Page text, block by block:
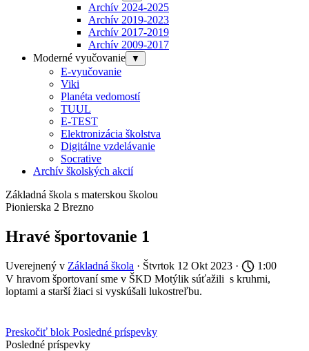
Archív 2024-2025
Archív 2019-2023
Archív 2017-2019
Archív 2009-2017
Moderné vyučovanie
▼
E-vyučovanie
Viki
Planéta vedomostí
TUUL
E-TEST
Elektronizácia školstva
Digitálne vzdelávanie
Socrative
Archív školských akcií
Základná škola s materskou školou
Pionierska 2 Brezno
Hravé športovanie 1
Uverejnený v Základná škola · Štvrtok 12 Okt 2023 ·
1:00
V hravom športovaní sme v ŠKD Motýlik súťažili s kruhmi,
loptami a starší žiaci si vyskúšali lukostreľbu.
Preskočiť blok Posledné príspevky
Posledné príspevky